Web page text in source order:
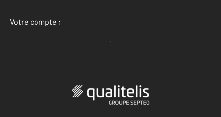
Votre compte :
Accéder à mon compte